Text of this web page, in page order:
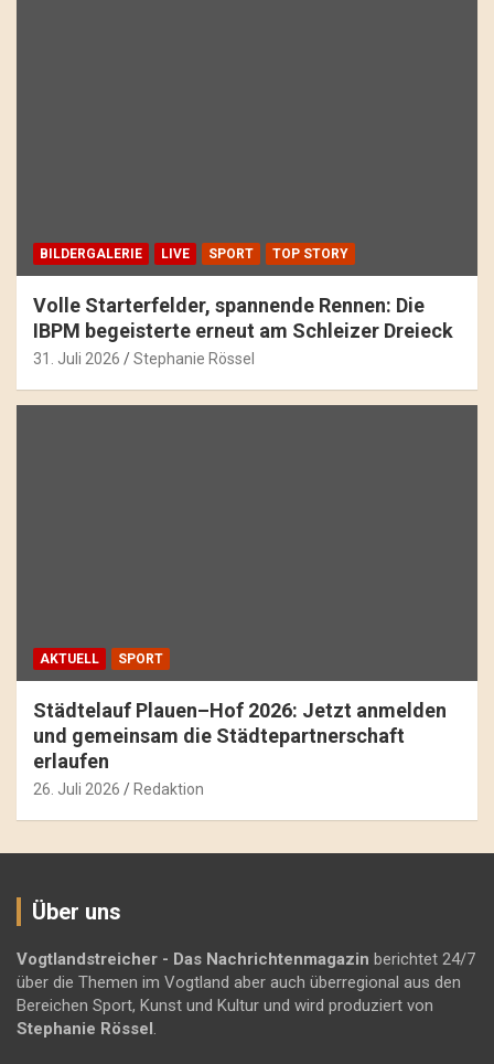
BILDERGALERIE LIVE SPORT TOP STORY
Volle Starterfelder, spannende Rennen: Die
IBPM begeisterte erneut am Schleizer Dreieck
31. Juli 2026 Stephanie Rössel
AKTUELL SPORT
Städtelauf Plauen–Hof 2026: Jetzt anmelden
und gemeinsam die Städtepartnerschaft
erlaufen
26. Juli 2026 Redaktion
Über uns
Vogtlandstreicher - Das Nachrichtenmagazin berichtet 24/7
über die Themen im Vogtland aber auch überregional aus den
Bereichen Sport, Kunst und Kultur und wird produziert von
Stephanie Rössel .